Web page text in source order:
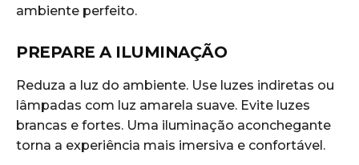
ambiente perfeito.
PREPARE A ILUMINAÇÃO
Reduza a luz do ambiente. Use luzes indiretas ou
lâmpadas com luz amarela suave. Evite luzes
brancas e fortes. Uma iluminação aconchegante
torna a experiência mais imersiva e confortável.